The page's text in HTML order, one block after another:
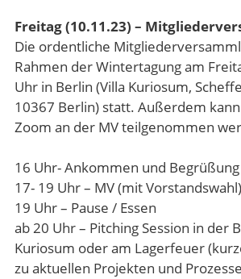
Freitag (10.11.23) –
Die ordentliche
Rahmen der Wintertagung am
Uhr in Berlin (Villa Kuriosum,
10367 Berlin) statt. Außerdem
Zoom an der MV teilgenommen
16 Uhr- Ankommen und Begrüßung
17- 19 Uhr – MV (mit Vorstandswahl)
19 Uhr – Pause / Essen
ab 20 Uhr – Pitching Session in der
Kuriosum oder am Lagerfeuer
zu aktuellen Projekten und